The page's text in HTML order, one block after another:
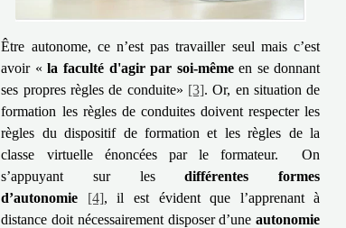
Être autonome, ce n’est pas travailler seul mais c’est
avoir «la faculté d'agir par soi-mêmeen se donnant
ses propres règles de conduite» [3]. Or, en situation de
formation les règles de conduites doivent respecter les
règles du dispositif de formation et les règles de la
classe virtuelle énoncées par le formateur. On
s’appuyant sur lesdifférentes formes
d’autonomie [4], il est évident que l’apprenant à
distance doit nécessairement disposer d’uneautonomie